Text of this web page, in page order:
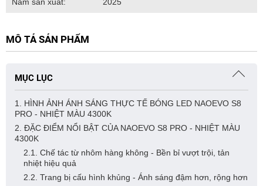
Năm sản xuất: 2025
MÔ TẢ SẢN PHẨM
MỤC LỤC
1. HÌNH ẢNH ÁNH SÁNG THỰC TẾ BÓNG LED NAOEVO S8
PRO - NHIỆT MÀU 4300K
2. ĐẶC ĐIỂM NỔI BẬT CỦA NAOEVO S8 PRO - NHIỆT MÀU
4300K
2.1. Chế tác từ nhôm hàng không - Bền bỉ vượt trội, tản
nhiệt hiệu quả
2.2. Trang bị cấu hình khủng - Ánh sáng đậm hơn, rộng hơn